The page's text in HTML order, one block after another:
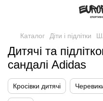
Каталог Діти і підлітки
Дитячі та
сандалі Adidas
Кросівки дитячі